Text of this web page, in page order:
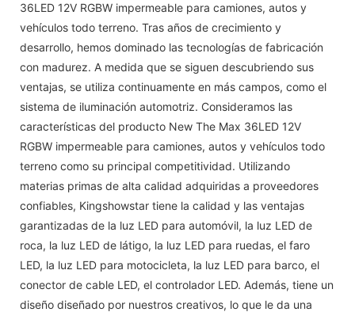
36LED 12V RGBW impermeable para camiones, autos y
vehículos todo terreno. Tras años de crecimiento y
desarrollo, hemos dominado las tecnologías de fabricación
con madurez. A medida que se siguen descubriendo sus
ventajas, se utiliza continuamente en más campos, como el
sistema de iluminación automotriz. Consideramos las
características del producto New The Max 36LED 12V
RGBW impermeable para camiones, autos y vehículos todo
terreno como su principal competitividad. Utilizando
materias primas de alta calidad adquiridas a proveedores
confiables, Kingshowstar tiene la calidad y las ventajas
garantizadas de la luz LED para automóvil, la luz LED de
roca, la luz LED de látigo, la luz LED para ruedas, el faro
LED, la luz LED para motocicleta, la luz LED para barco, el
conector de cable LED, el controlador LED. Además, tiene un
diseño diseñado por nuestros creativos, lo que le da una